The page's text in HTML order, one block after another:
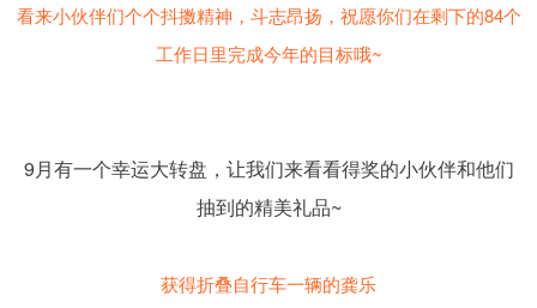
看来小伙伴们个个抖擞精神，斗志昂扬，祝愿你们在剩下的84个
工作日里完成今年的目标哦~
9月有一个幸运大转盘，让我们来看看得奖的小伙伴和他们
抽到的精美礼品~
获得折叠自行车一辆的龚乐